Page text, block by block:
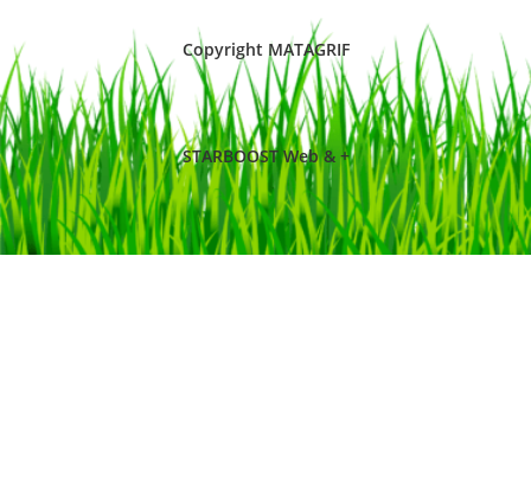
Copyright MATAGRIF
STARBOOST Web & +